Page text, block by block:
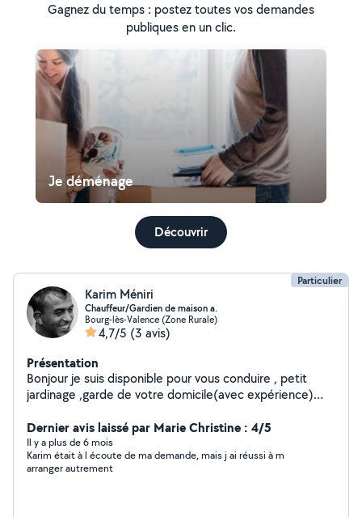
Gagnez du temps : postez toutes vos demandes
publiques en un clic.
Je déménage
Découvrir
Particulier
Karim Méniri
Chauffeur/Gardien de maison a.
Bourg-lès-Valence (Zone Rurale)
4,7/5 (3 avis)
Présentation
Bonjour je suis disponible pour vous conduire , petit
jardinage ,garde de votre domicile(avec expérience)
KIPOSETOU ( porte fenêtre baie vitrée carport).Portail
électrique. Cordialement.
Dernier avis laissé par Marie Christine : 4/5
Il y a plus de 6 mois
Karim était à l écoute de ma demande, mais j ai réussi à m
arranger autrement